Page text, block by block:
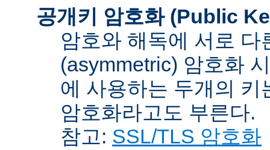
공개키 암호화 (Public
암호와 해독에 서로
(asymmetric) 암호화
에 사용하는 두개의
암호화라고도 부른다.
참고: SSL/TLS 암호화